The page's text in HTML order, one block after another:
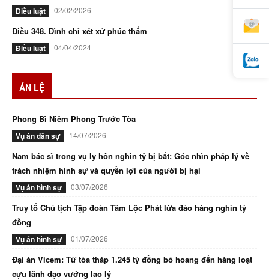
Điều luật 02/02/2026
Điều 348. Đình chỉ xét xử phúc thẩm
Điều luật 04/04/2024
ÁN LỆ
Phong Bì Niêm Phong Trước Tòa
Vụ án dân sự 14/07/2026
Nam bác sĩ trong vụ ly hôn nghìn tỷ bị bắt: Góc nhìn pháp lý về
trách nhiệm hình sự và quyền lợi của người bị hại
Vụ án hình sự 03/07/2026
Truy tố Chủ tịch Tập đoàn Tâm Lộc Phát lừa đảo hàng nghìn tỷ
đồng
Vụ án hình sự 01/07/2026
Đại án Vicem: Từ tòa tháp 1.245 tỷ đồng bỏ hoang đến hàng loạt
cựu lãnh đạo vướng lao lý